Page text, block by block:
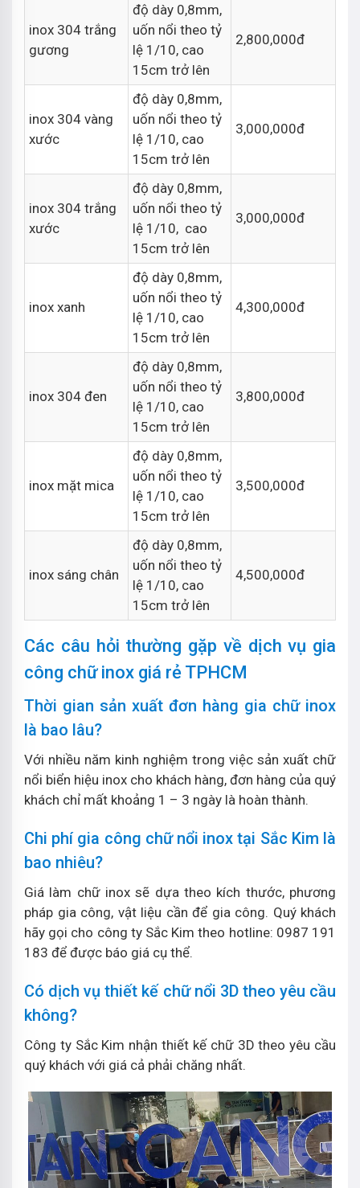
inox 304 trắng
gương
độ dày 0,8mm,
uốn nổi theo tỷ
lệ 1/10, cao
15cm trở lên
2,800,000đ
inox 304 vàng
xước
độ dày 0,8mm,
uốn nổi theo tỷ
lệ 1/10, cao
15cm trở lên
3,000,000đ
inox 304 trắng
xước
độ dày 0,8mm,
uốn nổi theo tỷ
lệ 1/10, cao
15cm trở lên
3,000,000đ
inox xanh
độ dày 0,8mm,
uốn nổi theo tỷ
lệ 1/10, cao
15cm trở lên
4,300,000đ
inox 304 đen
độ dày 0,8mm,
uốn nổi theo tỷ
lệ 1/10, cao
15cm trở lên
3,800,000đ
inox mặt mica
độ dày 0,8mm,
uốn nổi theo tỷ
lệ 1/10, cao
15cm trở lên
3,500,000đ
inox sáng chân
độ dày 0,8mm,
uốn nổi theo tỷ
lệ 1/10, cao
15cm trở lên
4,500,000đ
Các câu hỏi thường gặp về dịch vụ gia
công chữ inox giá rẻ TPHCM
Thời gian sản xuất đơn hàng gia chữ inox
là bao lâu?
Với nhiều năm kinh nghiệm trong việc sản xuất chữ
nổi biển hiệu inox cho khách hàng, đơn hàng của quý
khách chỉ mất khoảng 1 – 3 ngày là hoàn thành.
Chi phí gia công chữ nổi inox tại Sắc Kim là
bao nhiêu?
Giá làm chữ inox sẽ dựa theo kích thước, phương
pháp gia công, vật liệu cần để gia công. Quý khách
hãy gọi cho công ty Sắc Kim theo hotline: 0987 191
183 để được báo giá cụ thể.
Có dịch vụ thiết kế chữ nổi 3D theo yêu cầu
không?
Công ty Sắc Kim nhận thiết kế chữ 3D theo yêu cầu
quý khách với giá cả phải chăng nhất.